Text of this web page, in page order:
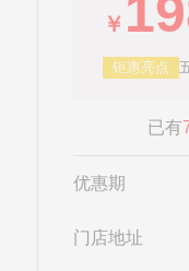
￥
钜惠亮点
已有
优惠期
门店地址